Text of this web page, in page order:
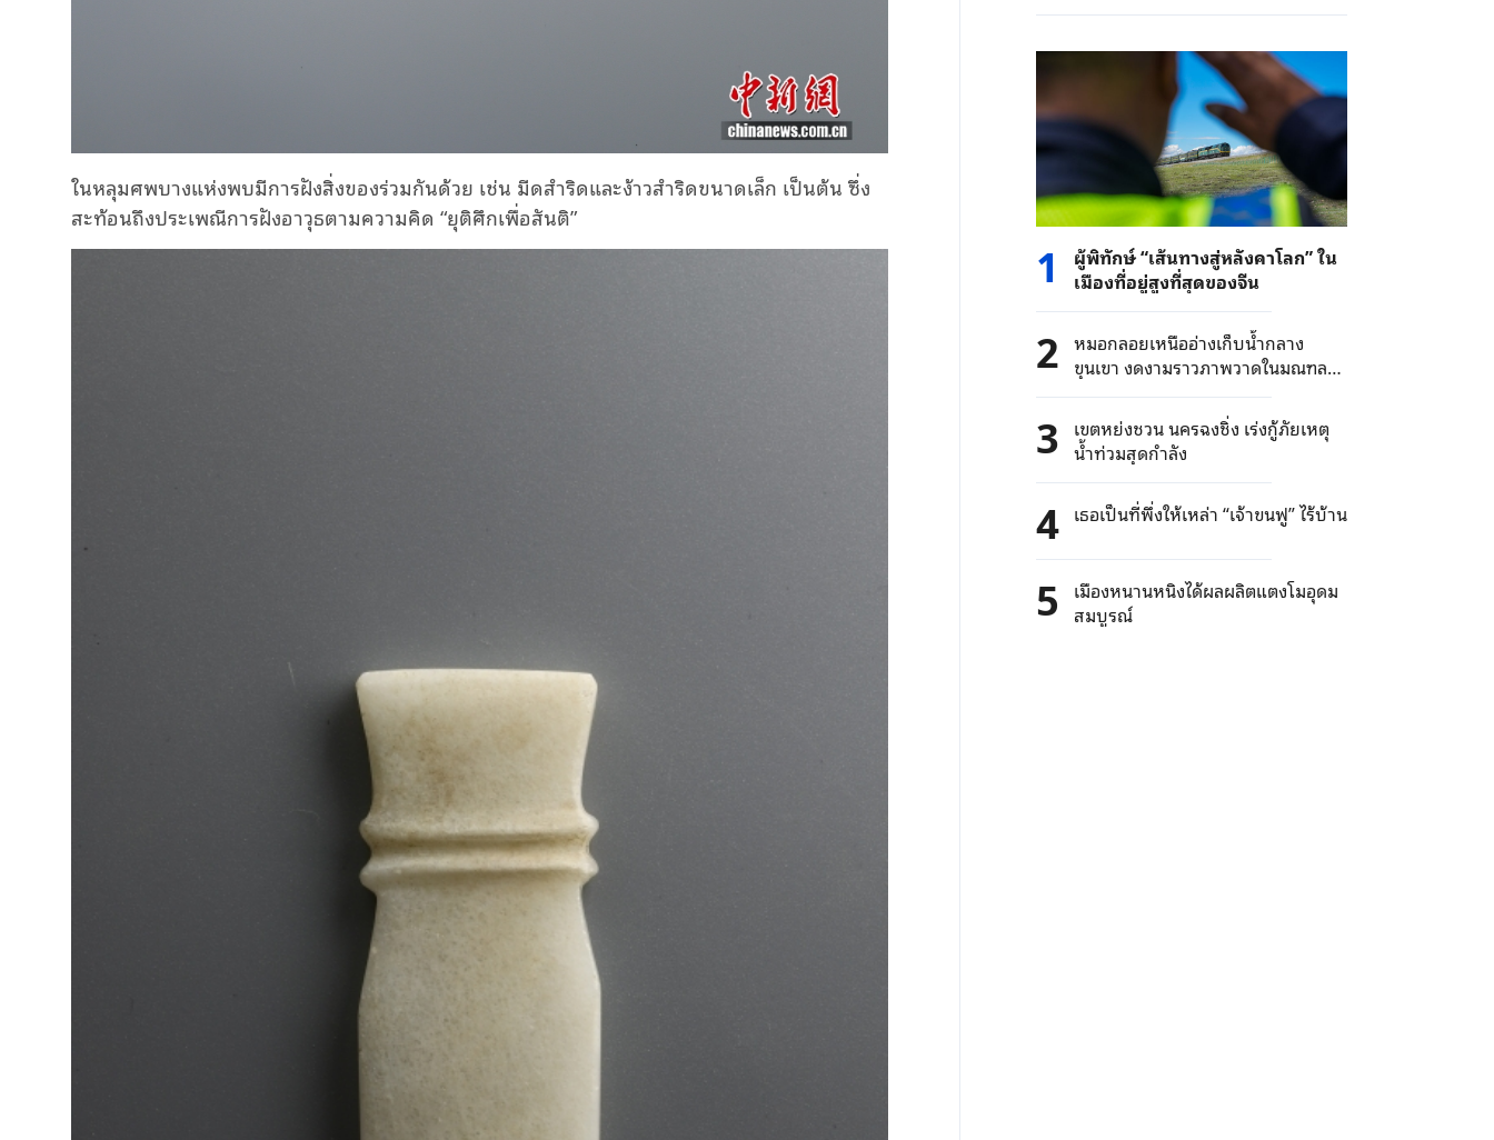
ในหลุมศพบางแห่งพบมีการฝังสิ่งของร่วมกันด้วย เช่น มีดสำริดและง้าวสำริดขนาดเล็ก เป็นต้น ซึ่ง
สะท้อนถึงประเพณีการฝังอาวุธตามความคิด “ยุติศึกเพื่อสันติ”
1
ผู้พิทักษ์ “เส้นทางสู่หลังคาโลก” ใน
เมืองที่อยู่สูงที่สุดของจีน
2 หมอกลอยเหนืออ่างเก็บน้ำกลาง
ขุนเขา งดงามราวภาพวาดในมณฑลหู
เป่ย
3 เขตหย่งชวน นครฉงชิ่ง เร่งกู้ภัยเหตุ
น้ำท่วมสุดกำลัง
4 เธอเป็นที่พึ่งให้เหล่า “เจ้าขนฟู” ไร้บ้าน
5
เมืองหนานหนิงได้ผลผลิตแตงโมอุดม
สมบูรณ์